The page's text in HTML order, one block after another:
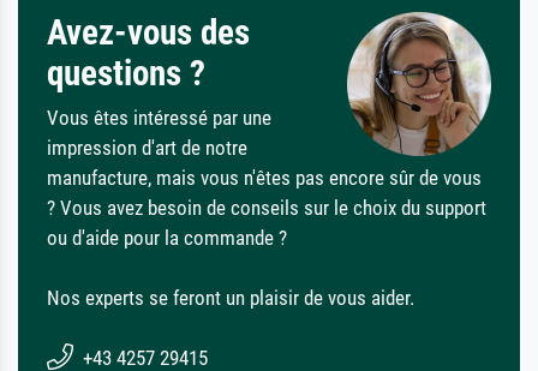
Avez-vous des
questions ?
Vous êtes intéressé par une
impression d'art de notre
manufacture, mais vous n'êtes pas encore sûr de vous
? Vous avez besoin de conseils sur le choix du support
ou d'aide pour la commande ?
Nos experts se feront un plaisir de vous aider.
+43 4257 29415